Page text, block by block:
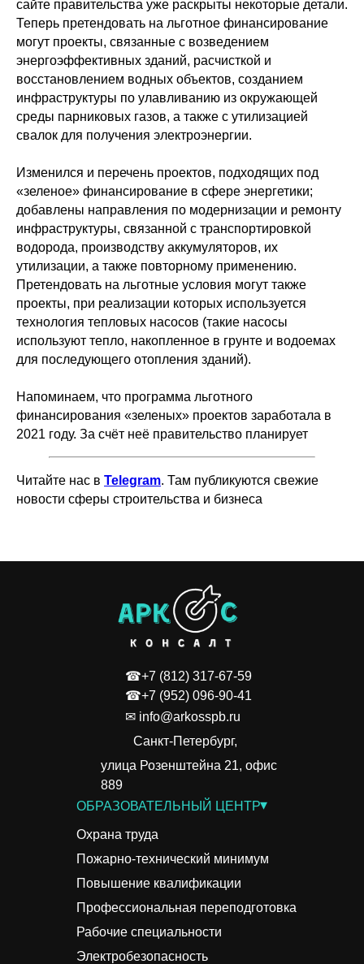
сайте правительства уже раскрыты некоторые детали.
Теперь претендовать на льготное финансирование
могут проекты, связанные с возведением
энергоэффективных зданий, расчисткой и
восстановлением водных объектов, созданием
инфраструктуры по улавливанию из окружающей
среды парниковых газов, а также с утилизацией
свалок для получения электроэнергии.
Изменился и перечень проектов, подходящих под
«зеленое» финансирование в сфере энергетики;
добавлены направления по модернизации и ремонту
инфраструктуры, связанной с транспортировкой
водорода, производству аккумуляторов, их
утилизации, а также повторному применению.
Претендовать на льготные условия могут также
проекты, при реализации которых используется
технология тепловых насосов (такие насосы
используют тепло, накопленное в грунте и водоемах
для последующего отопления зданий).
Напоминаем, что программа льготного
финансирования «зеленых» проектов заработала в
2021 году. За счёт неё правительство планирует
Читайте нас в Telegram. Там публикуются свежие
новости сферы строительства и бизнеса
ОБРАЗОВАТЕЛЬНЫЙ ЦЕНТР
Охрана труда
▾
Повышение квалификации
Профессиональная переподготовка
Рабочие специальности
Электробезопасность
☎+7 (812) 317-67-59
☎+7 (952) 096-90-41
✉ info@arkosspb.ru
Санкт-Петербург,
улица Розенштейна 21, офис
889
Пожарно-технический минимум